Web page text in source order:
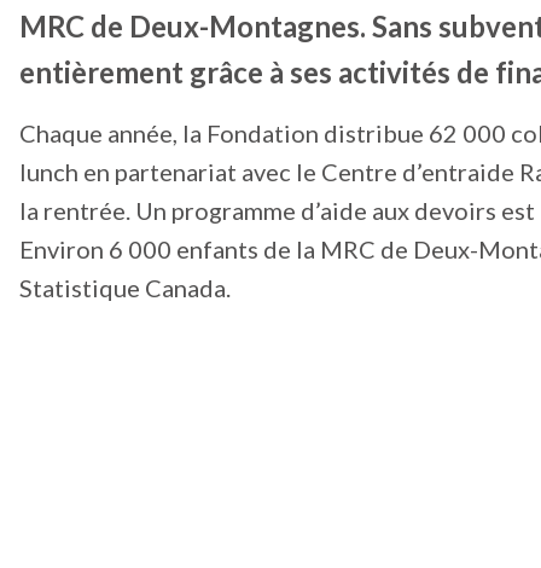
MRC de Deux-Montagnes. Sans
entièrement grâce à ses activités de
Chaque année, la Fondation distribue 62 000
lunch en partenariat avec le Centre d’entraide
la rentrée. Un programme d’aide aux devoirs
Environ 6 000 enfants de la MRC de Deux-
Statistique Canada.